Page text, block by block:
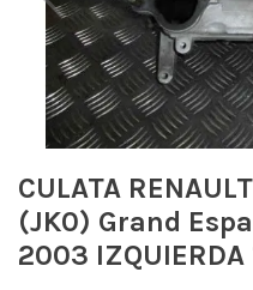
CULATA
(JK0) Grand
2003 IZQUIERDA